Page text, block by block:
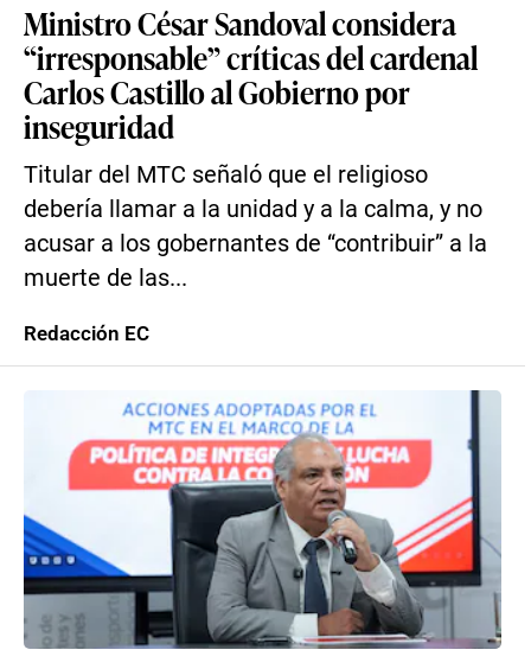
Ministro César Sandoval considera
“irresponsable” críticas del cardenal
Carlos Castillo al Gobierno por
inseguridad
Titular del MTC señaló que el religioso
debería llamar a la unidad y a la calma, y no
acusar a los gobernantes de “contribuir” a la
muerte de las...
Redacción EC